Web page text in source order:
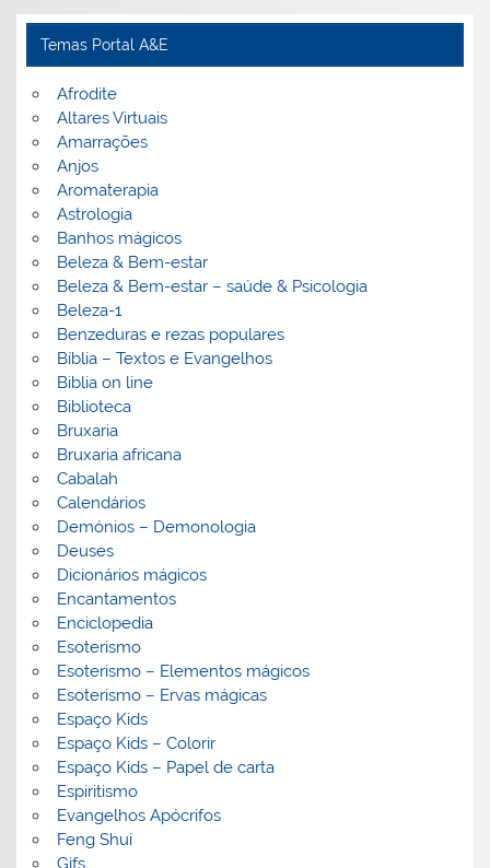
Temas Portal A&E
Afrodite
Altares Virtuais
Amarrações
Anjos
Aromaterapia
Astrologia
Banhos mágicos
Beleza & Bem-estar
Beleza & Bem-estar – saúde & Psicologia
Beleza-1
Benzeduras e rezas populares
Bíblia – Textos e Evangelhos
Biblia on line
Biblioteca
Bruxaria
Bruxaria africana
Cabalah
Calendários
Demónios – Demonologia
Deuses
Dicionários mágicos
Encantamentos
Enciclopedia
Esoterismo
Esoterismo – Elementos mágicos
Esoterismo – Ervas mágicas
Espaço Kids
Espaço Kids – Colorir
Espaço Kids – Papel de carta
Espiritismo
Evangelhos Apócrifos
Feng Shui
Gifs